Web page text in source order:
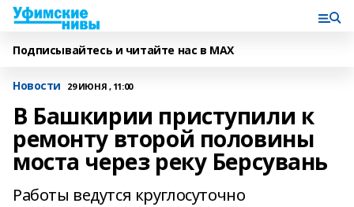
Подписывайтесь и читайте нас в MAX
Новости 29 ИЮНЯ , 11:00
В Башкирии приступили к
ремонту второй половины
моста через реку Берсувань
Работы ведутся круглосуточно